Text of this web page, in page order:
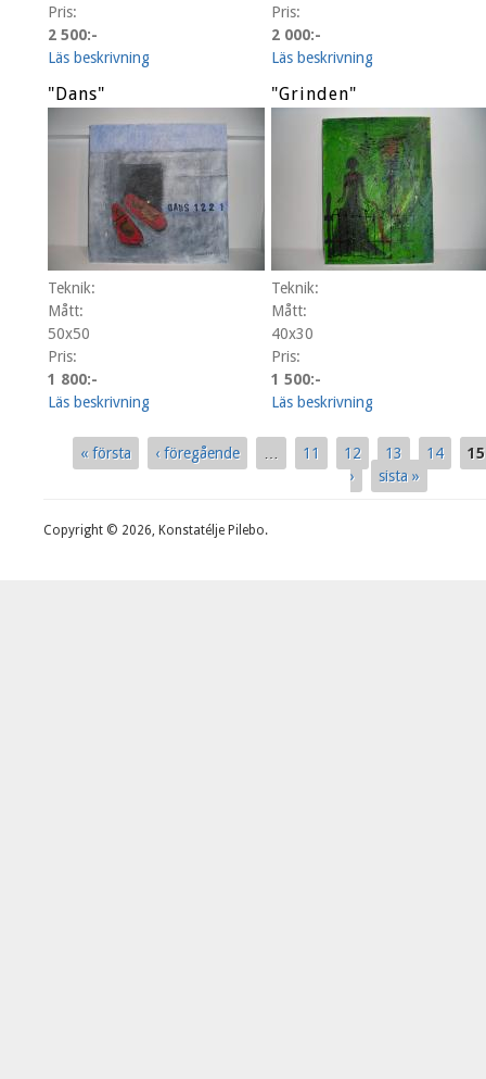
Pris:
2 500:-
Läs beskrivning
Pris:
2 000:-
Läs beskrivning
"Dans"
Teknik:
Mått:
50x50
Pris:
1 800:-
Läs beskrivning
"Grinden"
Teknik:
Mått:
40x30
Pris:
1 500:-
Läs beskrivning
Sidor
« första ‹ föregående 11 12 13 14
15
›
sista »
Copyright © 2026, Konstatélje Pilebo.